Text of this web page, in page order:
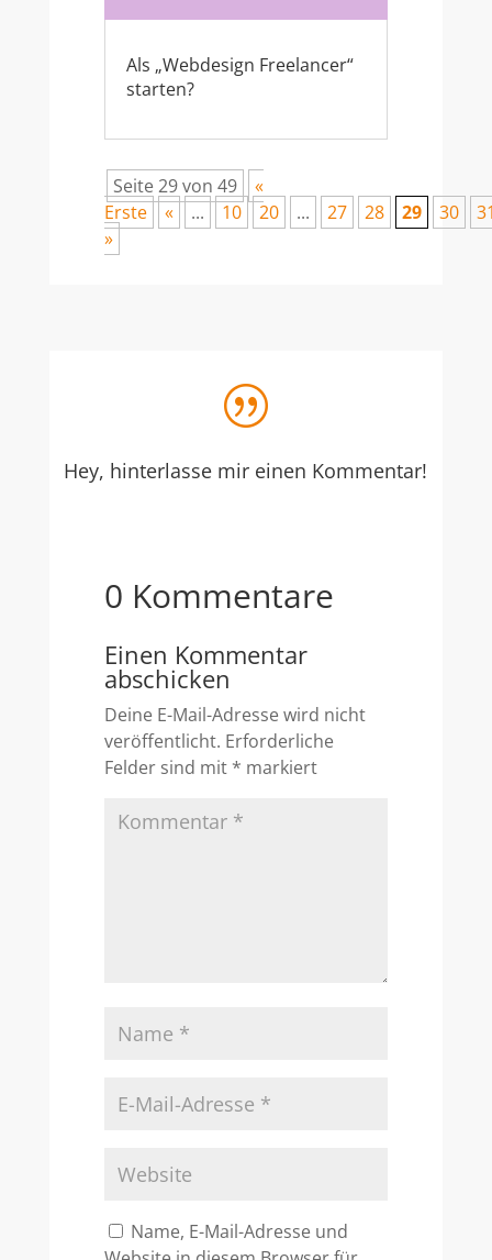
Als „Webdesign Freelancer“
starten?
Seite 29 von 49
«
Erste
« ... 10 20 ... 27 28 29 30
»
|
Hey, hinterlasse mir einen Kommentar!
0 Kommentare
Einen Kommentar
abschicken
Deine E-Mail-Adresse wird nicht
veröffentlicht. Erforderliche
Felder sind mit * markiert
Name, E-Mail-Adresse und